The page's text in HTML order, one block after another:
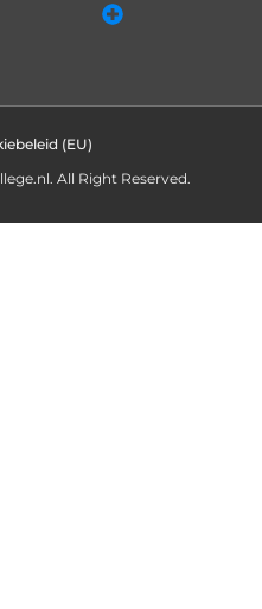
(EU)
All Right Reserved.